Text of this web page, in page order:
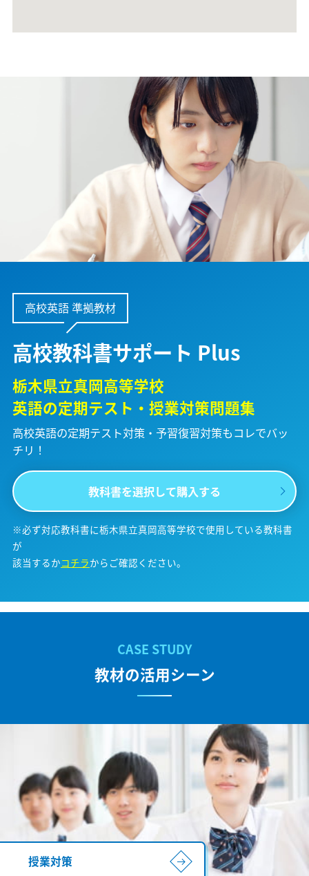
高校英語 準拠教材
高校教科書サポート Plus
栃木県立真岡高等学校
英語の定期テスト・授業対策問題集
高校英語の定期テスト対策・予習復習対策もコレでバッ
チリ！
教科書を選択して購入する
※必ず対応教科書に栃木県立真岡高等学校で使用している教科書
が
該当するかコチラからご確認ください。
教材の活用シーン
授業対策